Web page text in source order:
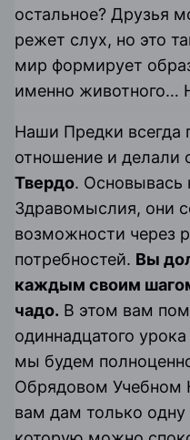
остальное? Друзья
режет слух, но это
мир формирует
именно животного…
Наши Предки всегда
отношение и делали
Твердо. Основывась
Здравомыслия, они
возможности через
потребностей. Вы
каждым своим
чадо. В этом вам
одиннадцатого
мы будем
Обрядовом Учебном
вам дам только